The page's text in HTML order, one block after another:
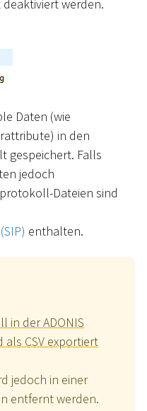
werden.
Daten (wie
in den
gespeichert. Falls
jedoch
Dateien sind
enthalten.
in der ADONIS
CSV exportiert
jedoch in einer
entfernt werden.